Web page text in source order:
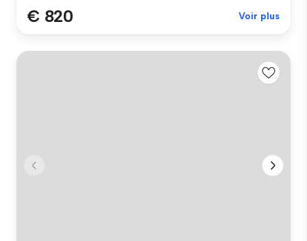
€ 820 Voir plus